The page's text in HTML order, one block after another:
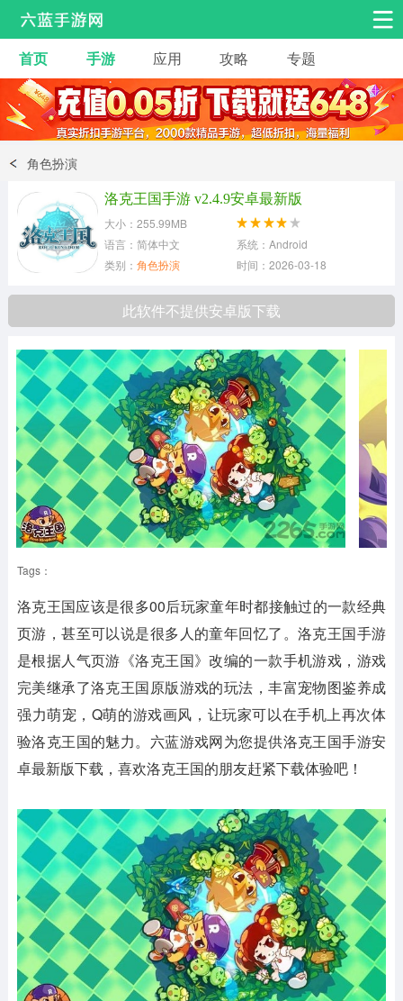
安卓手游 手游工具
热门手游 角色扮演 益智休闲
动作射击
冒险解谜 经营养成
体育竞技
首页 手游 应用 攻略 专题
角色扮演
洛克王国手游 v2.4.9安卓最新版
大小：255.99MB
语言：简体中文
系统：Android
类别： 角色扮演 时间：2026-03-18
此软件不提供安卓版下载
Tags：
洛克王国应该是很多00后玩家童年时都接触过的一款经典
页游，甚至可以说是很多人的童年回忆了。洛克王国手游
是根据人气页游《洛克王国》改编的一款手机游戏，游戏
完美继承了洛克王国原版游戏的玩法，丰富宠物图鉴养成
强力萌宠，Q萌的游戏画风，让玩家可以在手机上再次体
验洛克王国的魅力。六蓝游戏网为您提供洛克王国手游安
卓最新版下载，喜欢洛克王国的朋友赶紧下载体验吧！